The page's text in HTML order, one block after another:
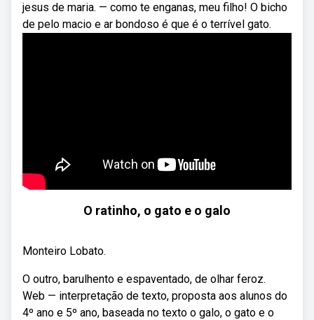
jesus de maria. — como te enganas, meu filho! O bicho
de pelo macio e ar bondoso é que é o terrível gato.
O ratinho, o gato e o galo
Monteiro Lobato.
O outro, barulhento e espaventado, de olhar feroz.
Web — interpretação de texto, proposta aos alunos do
4º ano e 5º ano, baseada no texto o galo, o gato e o